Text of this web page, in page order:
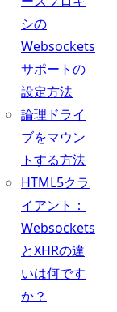
シの
Websockets
サポートの
設定方法
論理ドライ
ブをマウン
トする方法
HTML5クラ
イアント：
Websockets
とXHRの違
いは何です
か？